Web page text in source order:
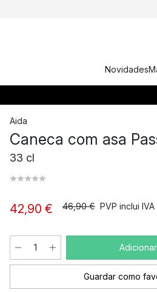
Novidades
Aida
Caneca com asa
33 cl
42,90 € 46,90 € PVP inclui IVA
Guardar como